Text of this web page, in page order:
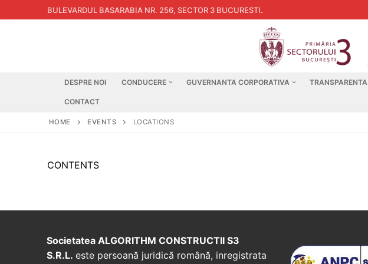
to
BULEVARDUL BASARABIA NR. 256, SECTOR 3 BUCURESTI.
DESPRE NOI CONDUCERE GUVERNANTA CORPORATIVA TRANSPARENTA
CONTACT
HOME EVENTS LOCATIONS
CONTENTS
Societatea ALGORITHM CONSTRUCTII S3
S.R.L. este persoană juridică română, inregistrata